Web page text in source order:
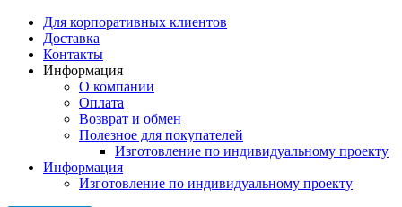
Для корпоративных клиентов
Доставка
Контакты
Информация
О компании
Оплата
Возврат и обмен
Полезное для покупателей
Изготовление по индивидуальному проекту
Информация
Изготовление по индивидуальному проекту